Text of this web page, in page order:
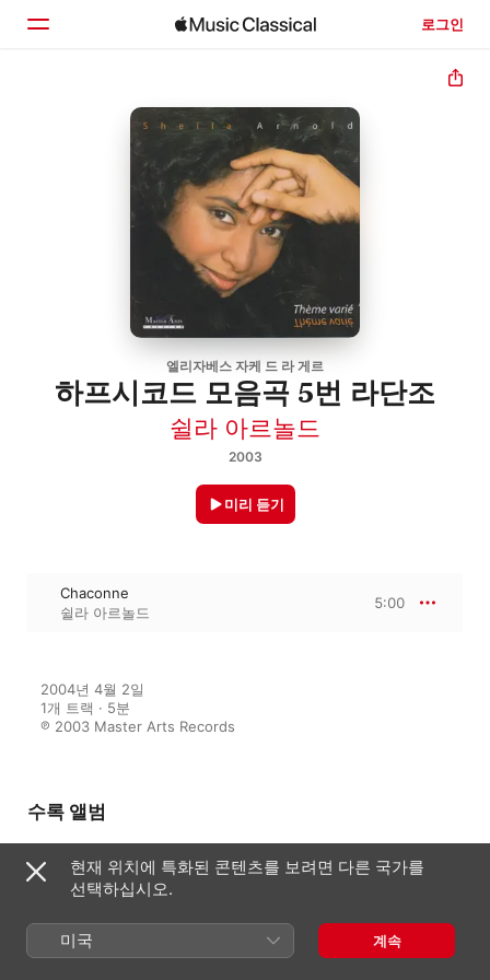
로그인
둘러보기
엘리자베스 자케 드 라 게르
하프시코드 모음곡 5번 라단조
쉴라 아르놀드
2003
미리 듣기
Chaconne
쉴라 아르놀드
5:00
2004년 4월 2일
1개 트랙 · 5분
℗ 2003 Master Arts Records
수록 앨범
Thème varié
쉴라 아르놀드
현재 위치에 특화된 콘텐츠를 보려면 다른 국가를
선택하십시오.
미국 계속